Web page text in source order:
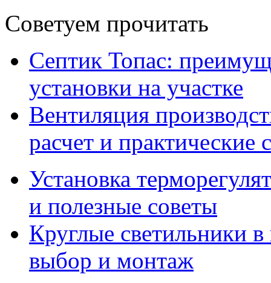
Советуем прочитать
Септик Топас:
установки на участке
Вентиляция
расчет и практические
Установка
и полезные советы
Круглые светильники
выбор и монтаж